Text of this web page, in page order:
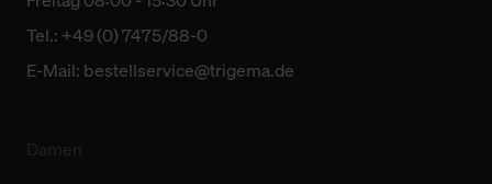
Tel.: +49 (0) 7475/88-0
E-Mail: bestellservice@trigema.de